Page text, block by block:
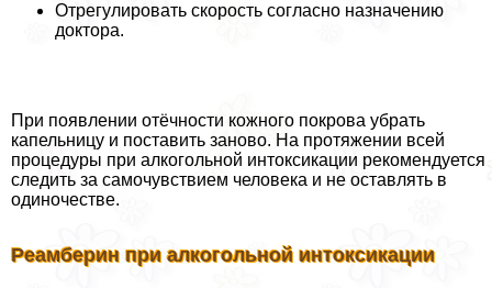
Отрегулировать скорость согласно назначению
доктора.
При появлении отёчности кожного покрова убрать
капельницу и поставить заново. На протяжении всей
процедуры при алкогольной интоксикации рекомендуется
следить за самочувствием человека и не оставлять в
одиночестве.
Реамберин при алкогольной интоксикации